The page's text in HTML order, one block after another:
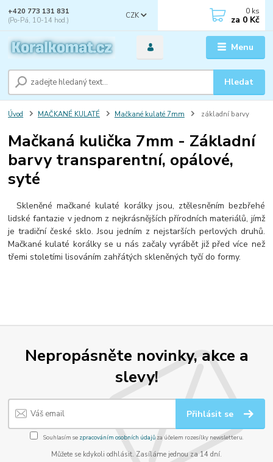
Menu
CZK
Hledat
+420 773 131 831
(Po-Pá, 10-14 hod.)
0 ks
za 0 Kč
Úvod MAČKANÉ KULATÉ Mačkané kulaté 7mm základní barvy
Mačkaná kulička 7mm - Základní
barvy transparentní, opálové,
syté
Skleněné mačkané kulaté korálky jsou, ztělesněním bezbřehé
lidské fantazie v jednom z nejkrásnějších přírodních materiálů, jímž
je tradiční české sklo. Jsou jedním z nejstarších perlových druhů.
Mačkané kulaté korálky se u nás začaly vyrábět již před více než
třemi stoletími lisováním zahřátých skleněných tyčí do formy.
Nepropásněte novinky, akce a
slevy!
Přihlásit se
Souhlasím se zpracováním osobních údajůza účelem rozesílky newsletteru.
Můžete se kdykoli odhlásit. Zasíláme jednou za 14 dní.